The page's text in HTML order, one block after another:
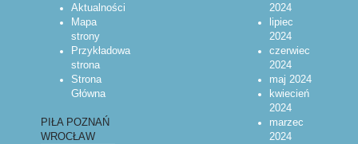
Aktualności
Mapa
strony
Przykładowa
strona
Strona
Główna
PIŁA POZNAŃ
WROCŁAW
2024
lipiec
2024
czerwiec
2024
maj 2024
kwiecień
2024
marzec
2024